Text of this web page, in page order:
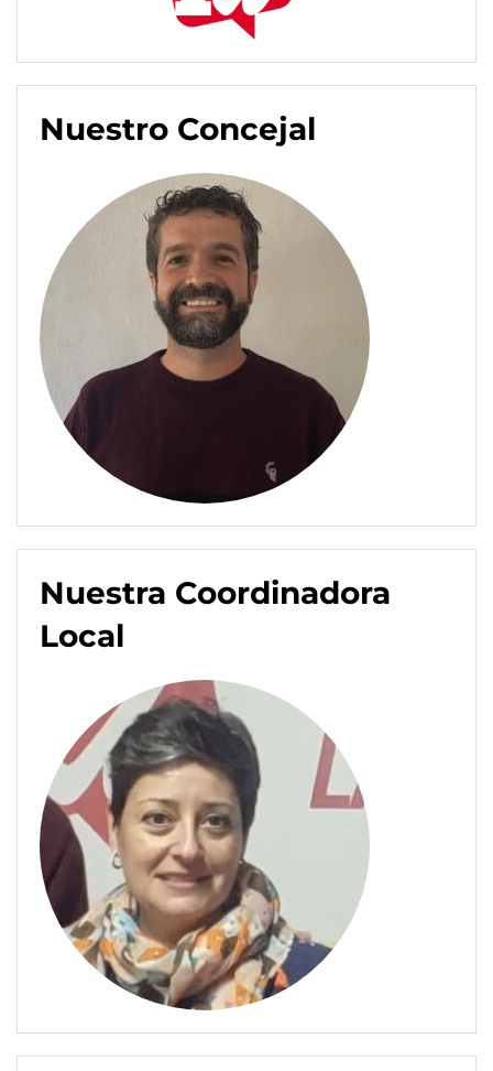
Nuestro Concejal
Nuestra Coordinadora
Local